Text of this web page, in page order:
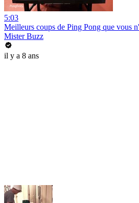
5:03
Meilleurs coups de Ping Pong que vous
Mister Buzz
il y a 8 ans